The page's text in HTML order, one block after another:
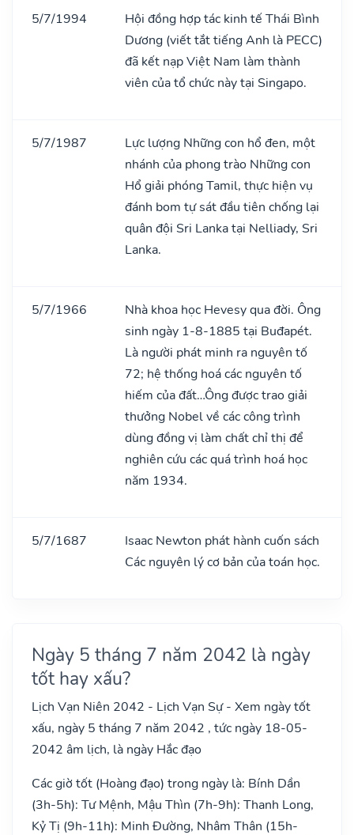
5/7/1994
Hội đồng hợp tác kinh tế Thái Bình
Dương (viết tắt tiếng Anh là PECC)
đã kết nạp Việt Nam làm thành
viên của tổ chức này tại Singapo.
5/7/1987
Lực lượng Những con hổ đen, một
nhánh của phong trào Những con
Hổ giải phóng Tamil, thực hiện vụ
đánh bom tự sát đầu tiên chống lại
quân đội Sri Lanka tại Nelliady, Sri
Lanka.
5/7/1966
Nhà khoa học Hevesy qua đời. Ông
sinh ngày 1-8-1885 tại Buđapét.
Là người phát minh ra nguyên tố
72; hệ thống hoá các nguyên tố
hiếm của đất…Ông được trao giải
thưởng Nobel về các công trình
dùng đồng vị làm chất chỉ thị để
nghiên cứu các quá trình hoá học
năm 1934.
5/7/1687
Isaac Newton phát hành cuốn sách
Các nguyên lý cơ bản của toán học.
Ngày 5 tháng 7 năm 2042 là ngày
tốt hay xấu?
Lịch Vạn Niên 2042 - Lịch Vạn Sự - Xem ngày tốt
xấu, ngày 5 tháng 7 năm 2042 , tức ngày 18-05-
2042 âm lịch, là ngày Hắc đạo
Các giờ tốt (Hoàng đạo) trong ngày là: Bính Dần
(3h-5h): Tư Mệnh, Mậu Thìn (7h-9h): Thanh Long,
Kỷ Tị (9h-11h): Minh Đường, Nhâm Thân (15h-